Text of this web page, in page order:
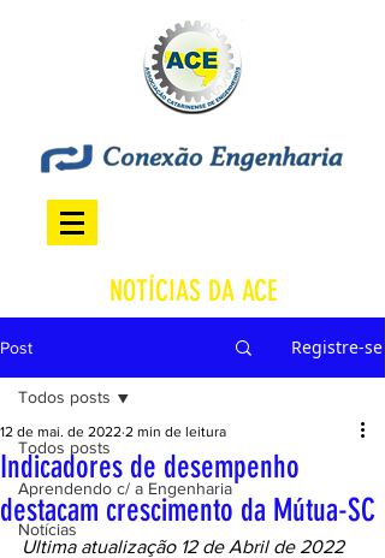
NOTÍCIAS DA ACE
Post Registre-se
Todos posts
Aprendendo c/ a Engenharia
Notícias
Todos posts
Indicadores de desempenho
destacam crescimento da Mútua-SC
12 de mai. de 2022 2 min de leitura
Ultima atualização 12 de Abril de 2022